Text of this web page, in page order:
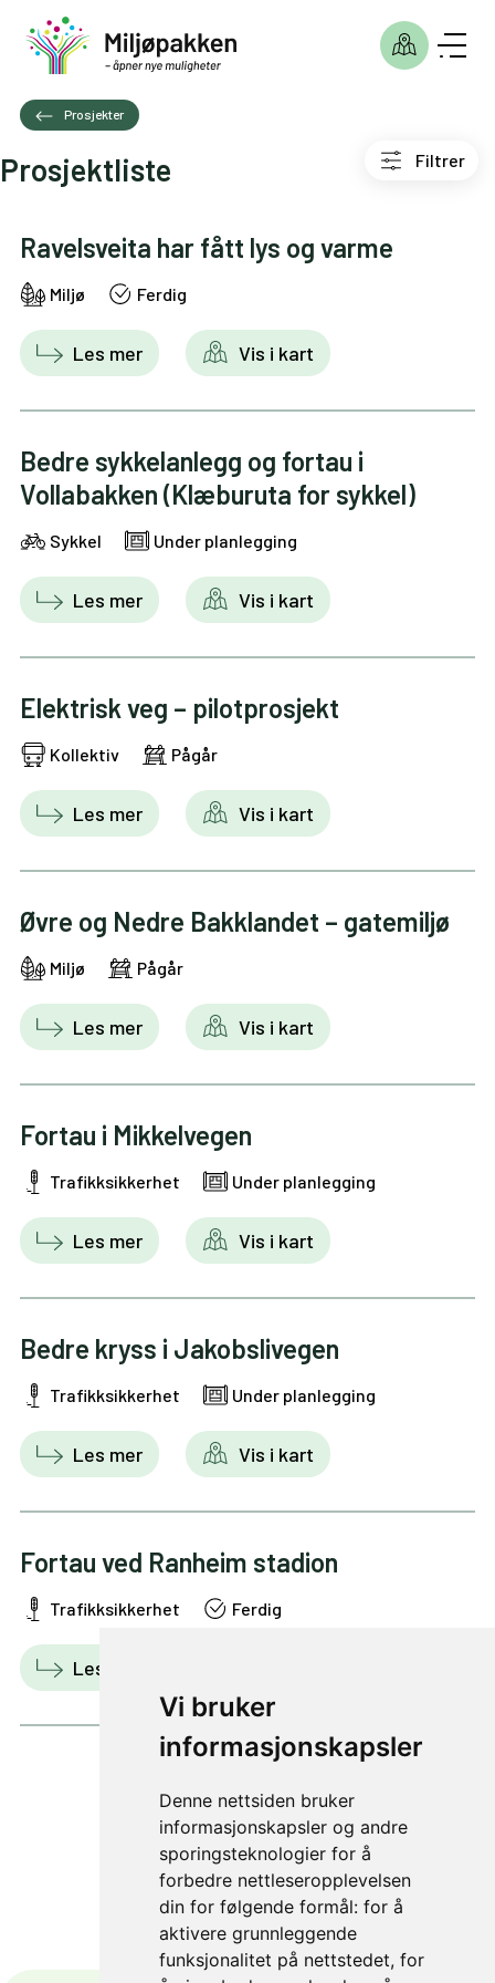
Vi bruker
informasjonskapsler
Denne nettsiden bruker
informasjonskapsler og andre
sporingsteknologier for å
forbedre nettleseropplevelsen
din for følgende formål: for å
aktivere grunnleggende
funksjonalitet på nettstedet, for
Prosjekter
Prosjektliste Filtrer
Ravelsveita har fått lys og varme
Miljø Ferdig
Les mer Vis i kart
Bedre sykkelanlegg og fortau i
Vollabakken (Klæburuta for sykkel)
Sykkel Under planlegging
Les mer Vis i kart
Elektrisk veg – pilotprosjekt
Kollektiv Pågår
Les mer Vis i kart
Øvre og Nedre Bakklandet – gatemiljø
Miljø Pågår
Les mer Vis i kart
Fortau i Mikkelvegen
Trafikksikkerhet Under planlegging
Les mer Vis i kart
Bedre kryss i Jakobslivegen
Trafikksikkerhet Under planlegging
Les mer Vis i kart
Fortau ved Ranheim stadion
Trafikksikkerhet Ferdig
Les mer
2 av 29